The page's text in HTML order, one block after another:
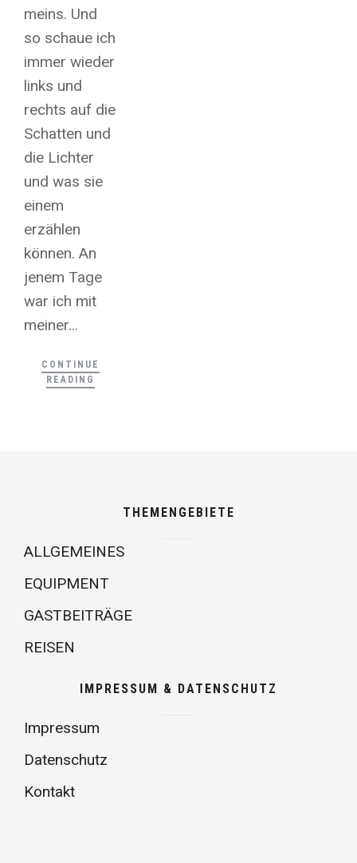
meins. Und
so schaue ich
immer wieder
links und
rechts auf die
Schatten und
die Lichter
und was sie
einem
erzählen
können. An
jenem Tage
war ich mit
meiner...
CONTINUE
READING
THEMENGEBIETE
ALLGEMEINES
EQUIPMENT
GASTBEITRÄGE
REISEN
IMPRESSUM & DATENSCHUTZ
Impressum
Datenschutz
Kontakt